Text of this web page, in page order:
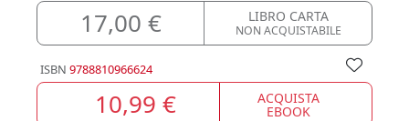
17,00 € LIBRO CARTA
NON ACQUISTABILE
ISBN 9788810966624
10,99 € ACQUISTA
EBOOK